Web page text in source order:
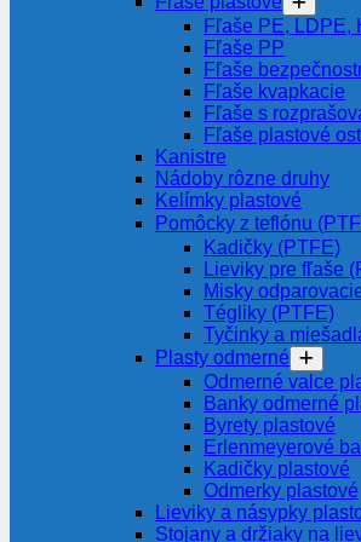
Fľaše PE, LDPE,
Fľaše PP
Fľaše
Fľaše kvapkacie
Fľaše s
Fľaše plastové
Kanistre
Nádoby rôzne druhy
Kelímky plastové
Pomôcky z teflónu
Kadičky (PTFE)
Lieviky pre fľaše
Misky
Tégliky (PTFE)
Tyčinky a
Plasty odmerné
Odmerné valce
Banky odmerné
Byrety plastové
Erlenmeyerové
Kadičky plastové
Odmerky plastové
Lieviky a násypky
Stojany a držiaky na